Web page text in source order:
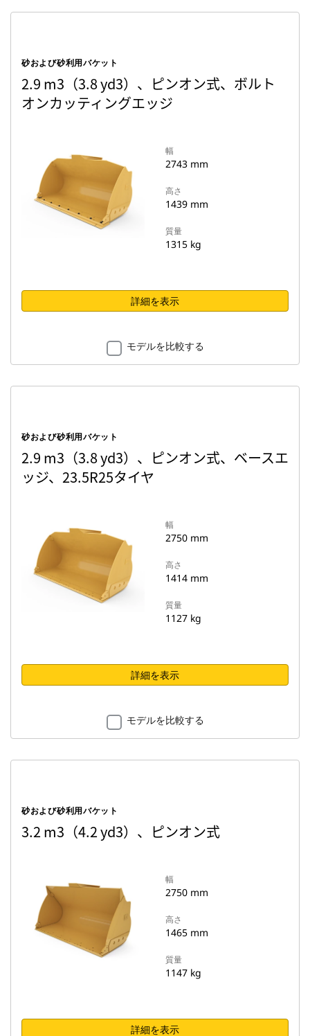
砂および砂利用バケット
2.9 m3（3.8 yd3）、ピンオン式、ボルト
オンカッティングエッジ
幅
2743 mm
高さ
1439 mm
質量
1315 kg
詳細を表示
モデルを比較する
砂および砂利用バケット
2.9 m3（3.8 yd3）、ピンオン式、ベースエ
ッジ、23.5R25タイヤ
幅
2750 mm
高さ
1414 mm
質量
1127 kg
詳細を表示
モデルを比較する
砂および砂利用バケット
3.2 m3（4.2 yd3）、ピンオン式
幅
2750 mm
高さ
1465 mm
質量
1147 kg
詳細を表示